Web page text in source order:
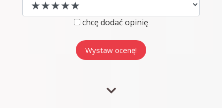
chcę dodać opinię